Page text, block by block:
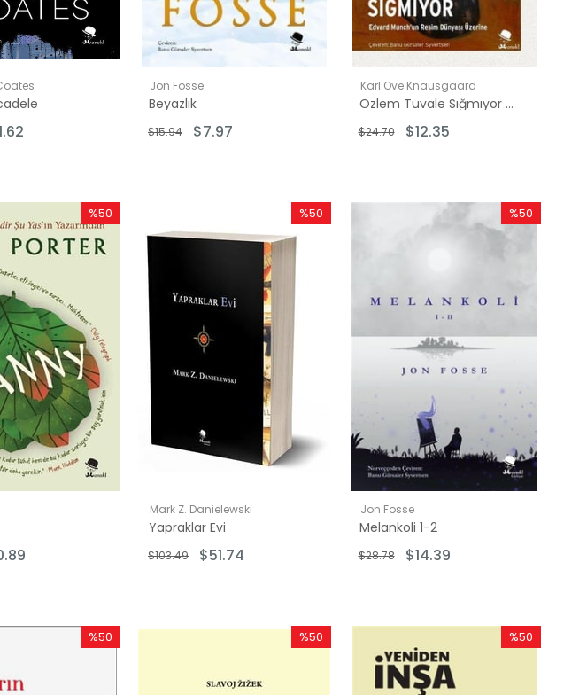
Jon Fosse
Beyazlık
$7.97
$15.94
Karl Ove Knausgaard
Özlem Tuvale Sığmıyor - Edvard Munch'un Resim Dünyası Üzerine
$12.35
$24.70
%50
İndirim
%50İndirim
Mark Z. Danielewski
Yapraklar Evi
$51.74
$103.49
%50
İndirim
%50İndirim
Jon Fosse
Melankoli 1-2
$14.39
$28.78
%50
İndirim
%50
%50
%50